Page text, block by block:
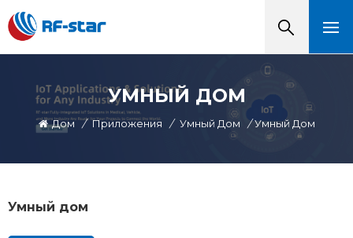
УМНЫЙ ДОМ
Дом / Приложения / Умный Дом / Умный Дом
Умный дом